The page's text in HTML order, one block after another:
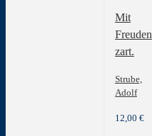
Mit
Freuden
zart.
Strube,
Adolf
12,00 €